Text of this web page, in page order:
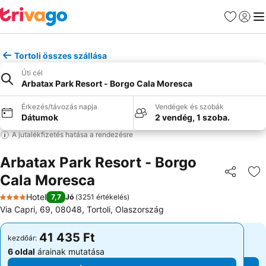
Kedvencek
Tortoli összes szállása
Úti cél
Arbatax Park Resort - Borgo Cala Moresca
Érkezés/távozás napja
Dátumok
Vendégek és szobák
2 vendég, 1 szoba.
A jutalékfizetés hatása a rendezésre
Arbatax Park Resort - Borgo
Cala Moresca
4 Kategória
Hotel 7,7 Jó (3251 értékelés)
Via Capri, 69, 08048, Tortoli, Olaszország
kezdőár: 41 435 Ft
6 oldal árainak mutatása
kezdőár: 41 435 Ft
6 oldal árainak mutatása